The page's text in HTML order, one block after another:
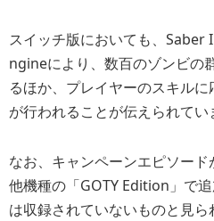
スイッチ版においても、
ngineにより、数百のゾンビの
るほか、プレイヤーのスキル
が行われることが伝えられてい
なお、キャンペーンエピソー
他機種の「GOTY Edition」で
は収録されていないものと見ら